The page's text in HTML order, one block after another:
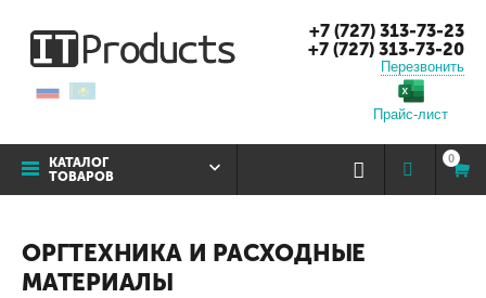
+7 (727) 313-73-23
+7 (727) 313-73-20
Перезвонить
Прайс-лист
КАТАЛОГ
ТОВАРОВ
0
ОРГТЕХНИКА И РАСХОДНЫЕ
МАТЕРИАЛЫ